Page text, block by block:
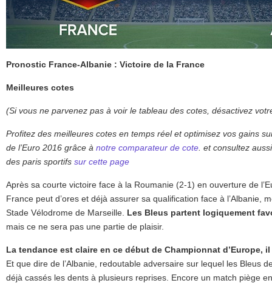
Pronostic France-Albanie : Victoire de la France
Meilleures cotes
(Si vous ne parvenez pas à voir le tableau des cotes, désactivez
Profitez des meilleures cotes en temps réel et optimisez vos gains
de l’Euro 2016 grâce à notre comparateur de cote . et consultez
des paris sportifs sur cette page
Après sa courte victoire face à la Roumanie (2-1) en ouverture de
France peut d’ores et déjà assurer sa qualification face à l’Albanie,
Stade Vélodrome de Marseille. Les Bleus partent logiquement
mais ce ne sera pas une partie de plaisir.
La tendance est claire en ce début de Championnat d’Europe,
Et que dire de l’Albanie, redoutable adversaire sur lequel les Bleus
déjà cassés les dents à plusieurs reprises. Encore un match piège